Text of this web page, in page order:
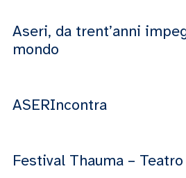
Aseri, da trent’anni
mondo
ASERIncontra
Festival Thauma –